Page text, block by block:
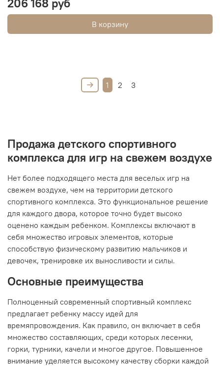
В корзину
1 2 3
Продажа детского спортивного
комплекса для игр на свежем воздухе
Нет более подходящего места для веселых игр на
свежем воздухе, чем на территории детского
спортивного комплекса. Это функциональное решение
для каждого двора, которое точно будет высоко
оценено каждым ребенком. Комплексы включают в
себя множество игровых элементов, которые
способствую физическому развитию мальчиков и
девочек, тренировке их выносливости и силы.
Основные преимущества
Полноценный современный спортивный комплекс
предлагает ребенку массу идей для
времяпровождения. Как правило, он включает в себя
множество составляющих, среди которых лесенки,
горки, турники, качели и многое другое. Повышенное
внимание уделяется высокому качеству сборки каждой